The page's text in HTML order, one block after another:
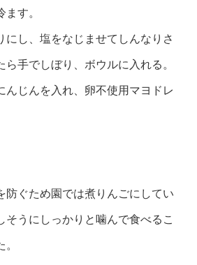
す。
し、塩をなじませてしんなりさ
ら手でしぼり、ボウルに入れる。
じんを入れ、卵不使用マヨドレ
ぐため園では煮りんごにしてい
そうにしっかりと噛んで食べるこ